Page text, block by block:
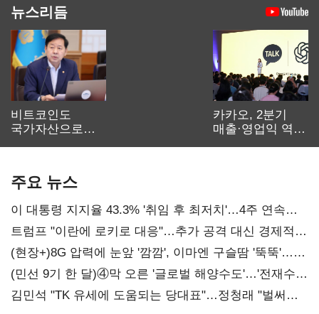
뉴스리듬
비트코인도
국가자산으로…'
카카오, 2분기
매출·영업익 역대
주요 뉴스
이 대통령 지지율 43.3% '취임 후 최저치'…4주 연속
'하락'
트럼프 "이란에 로키로 대응"…추가 공격 대신 경제적
압박 시사
(현장+)8G 압력에 눈앞 '깜깜', 이마엔 구슬땀 '뚝뚝'…
화려한 에어쇼 뒤 땀방울
(민선 9기 한 달)④막 오른 '글로벌 해양수도'…'전재수
리더십' 시험대
김민석 "TK 유세에 도움되는 당대표"…정청래 "벌써